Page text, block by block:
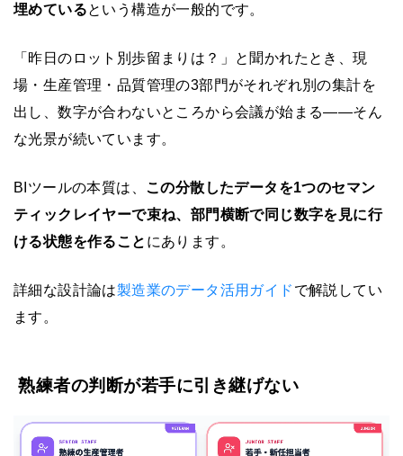
埋めているという構造が一般的です。
「昨日のロット別歩留まりは？」と聞かれたとき、現
場・生産管理・品質管理の3部門がそれぞれ別の集計を
出し、数字が合わないところから会議が始まる——そん
な光景が続いています。
BIツールの本質は、 この分散したデータを1つのセマン
ティックレイヤーで束ね、部門横断で同じ数字を見に行
ける状態を作ること にあります。
詳細な設計論は製造業のデータ活用ガイド で解説してい
ます。
熟練者の判断が若手に引き継げない